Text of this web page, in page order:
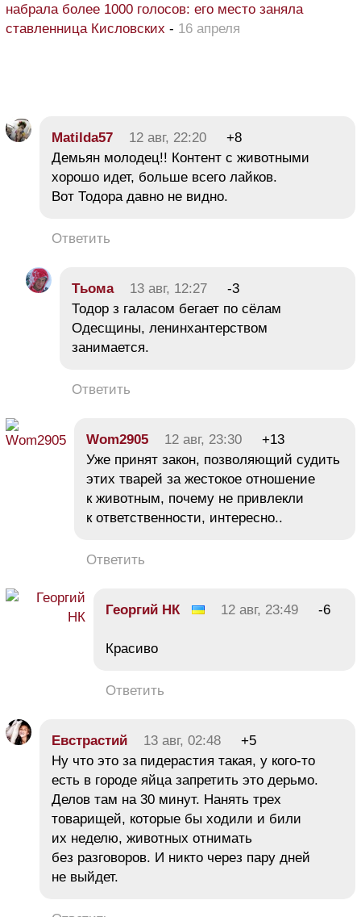
набрала более 1000 голосов: его место заняла
ставленница Кисловских - 16 апреля
Matilda57 12 авг, 22:20
+8
Демьян молодец!! Контент с животными
хорошо идет, больше всего лайков.
Вот Тодора давно не видно.
Ответить
Тьома 13 авг, 12:27
-3
Тодор з галасом бегает по сёлам
Одесщины, ленинхантерством
занимается.
Ответить
Wom2905 12 авг, 23:30
+13
Уже принят закон, позволяющий судить
этих тварей за жестокое отношение
к животным, почему не привлекли
к ответственности, интересно..
Ответить
Георгий НК 12 авг, 23:49 -6
Красиво
Ответить
Евстрастий 13 авг, 02:48
+5
Ну что это за пидерастия такая, у кого-то
есть в городе яйца запретить это дерьмо.
Делов там на 30 минут. Нанять трех
товарищей, которые бы ходили и били
их неделю, животных отнимать
без разговоров. И никто через пару дней
не выйдет.